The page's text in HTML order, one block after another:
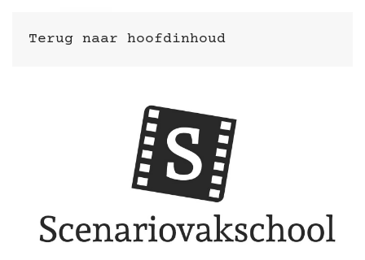
Terug naar hoofdinhoud